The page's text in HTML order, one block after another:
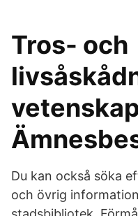
Tros- och
Du kan också söka
och övrig